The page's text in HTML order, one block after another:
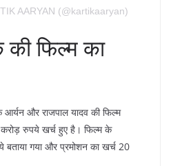
AARYAN (@kartikaaryan)
की फिल्म का
आर्यन और राजपाल यादव की फिल्म
रुपये खर्च हुए है। फिल्म के
गया और प्रमोशन का खर्च 20